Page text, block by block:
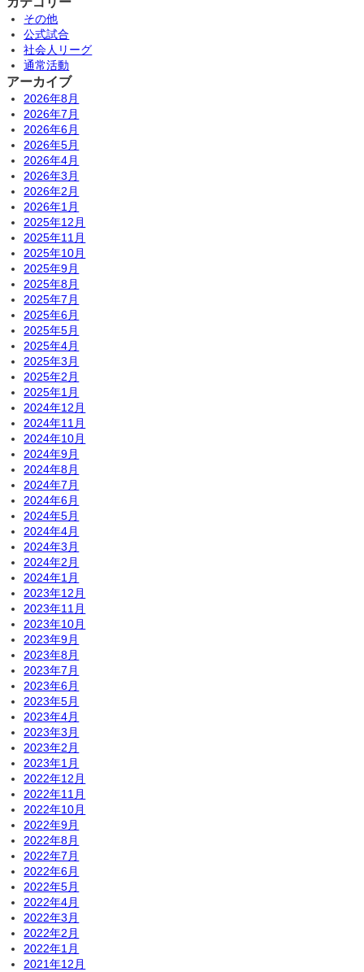
その他
公式試合
社会人リーグ
通常活動
アーカイブ
2026年8月
2026年7月
2026年6月
2026年5月
2026年4月
2026年3月
2026年2月
2026年1月
2025年12月
2025年11月
2025年10月
2025年9月
2025年8月
2025年7月
2025年6月
2025年5月
2025年4月
2025年3月
2025年2月
2025年1月
2024年12月
2024年11月
2024年10月
2024年9月
2024年8月
2024年7月
2024年6月
2024年5月
2024年4月
2024年3月
2024年2月
2024年1月
2023年12月
2023年11月
2023年10月
2023年9月
2023年8月
2023年7月
2023年6月
2023年5月
2023年4月
2023年3月
2023年2月
2023年1月
2022年12月
2022年11月
2022年10月
2022年9月
2022年8月
2022年7月
2022年6月
2022年5月
2022年4月
2022年3月
2022年2月
2022年1月
2021年12月